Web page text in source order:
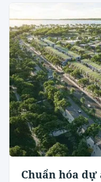
Chuẩn hóa